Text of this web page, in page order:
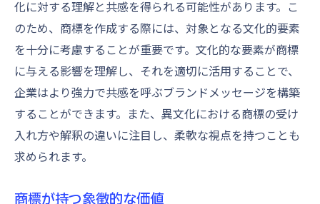
信頼に基づく商標の活用事例
化に対する理解と共感を得られる可能性があります。こ
のため、商標を作成する際には、対象となる文化的要素
を十分に考慮することが重要です。文化的な要素が商標
に与える影響を理解し、それを適切に活用することで、
企業はより強力で共感を呼ぶブランドメッセージを構築
することができます。また、異文化における商標の受け
入れ方や解釈の違いに注目し、柔軟な視点を持つことも
求められます。
商標が持つ象徴的な価値